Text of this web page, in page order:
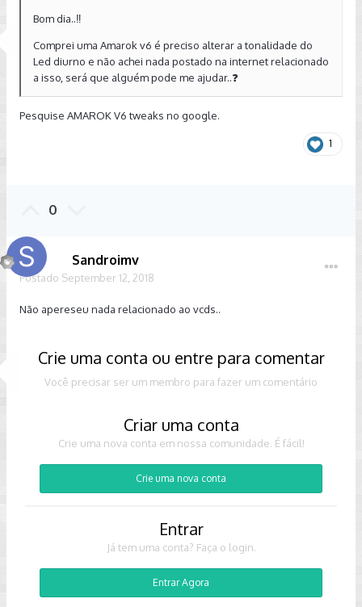
Bom dia..‼️
Comprei uma Amarok v6 é preciso alterar a tonalidade do
Led diurno e não achei nada postado na internet relacionado
a isso, será que alguém pode me ajudar..❓
Pesquise AMAROK V6 tweaks no google.
1
0
Sandroimv
Postado September 12, 2018
Não apereseu nada relacionado ao vcds..
Crie uma conta ou entre para comentar
Você precisar ser um membro para fazer um comentário
Criar uma conta
Crie uma nova conta em nossa comunidade. É fácil!
Crie uma nova conta
Entrar
Já tem uma conta? Faça o login.
Entrar Agora